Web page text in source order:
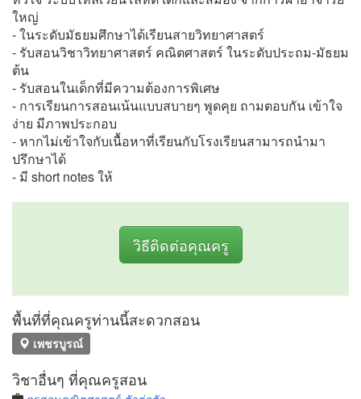
ใหญ่
- ในระดับมัธยมศึกษาได้เรียนสายวิทยาศาสตร์
- รับสอนวิชาวิทยาศาสตร์ คณิตศาสตร์ ในระดับประถม-มัธยม
ต้น
- รับสอนในเด็กที่มีความต้องการพิเศษ
- การเรียนการสอนเน้นแบบสบายๆ พูดคุย ถามตอบกัน เข้าใจ
ง่าย มีภาพประกอบ
- หากไม่เข้าใจกับเนื้อหาที่เรียนกับโรงเรียนสามารถนำมา
ปรึกษาได้
- มี short notes ให้
วิธีติดต่อคุณครู
พื้นที่ที่คุณครูท่านนี้สะดวกสอน
เพชรบูรณ์
วิชาอื่นๆ ที่คุณครูสอน